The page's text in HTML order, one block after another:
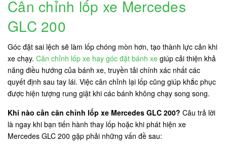
Cân chỉnh lốp xe Mercedes
GLC 200
Góc đặt sai lệch sẽ làm lốp chóng mòn hơn, tạo thành lực cản khi
xe chạy. Cân chỉnh lốp xe hay góc đặt bánh xe giúp cải thiện khả
năng điều hướng của bánh xe, truyền tải chính xác nhất các
quyết định sau tay lái. Việc cân chỉnh lại lốp cũng giúp khắc phục
được hiện tượng rung giật khi các bánh không chạy song song.
Khi nào cần cân chỉnh lốp xe Mercedes GLC 200? Câu trả lời
là ngay khi bạn tiến hành thay lốp hoặc khi phát hiện xe
Mercedes GLC 200 gặp phải những vấn đề sau: